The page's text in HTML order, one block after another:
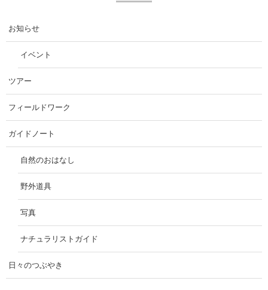
お知らせ
イベント
ツアー
フィールドワーク
ガイドノート
自然のおはなし
野外道具
写真
ナチュラリストガイド
日々のつぶやき